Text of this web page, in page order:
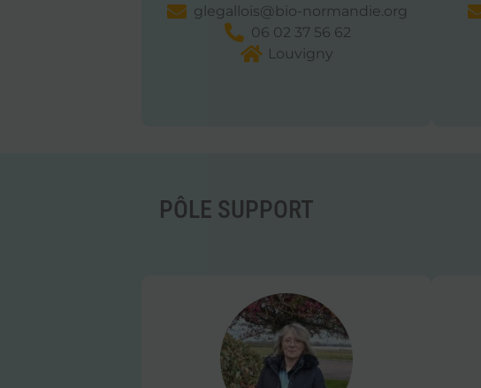
glegallois@bio-normandie.org
06 02 37 56 62
Louvigny
PÔLE SUPPORT